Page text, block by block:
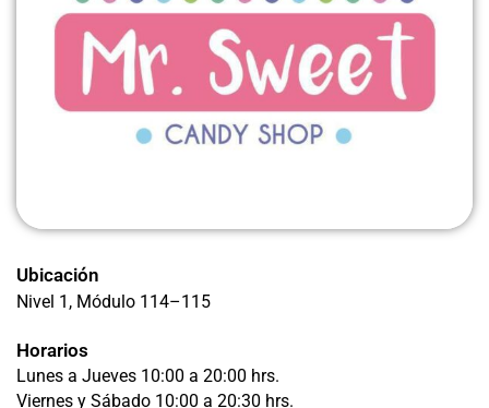
Ubicación
Nivel 1 , Módulo 114–115
Horarios
Lunes a Jueves 10:00 a 20:00 hrs.
Viernes y Sábado 10:00 a 20:30 hrs.